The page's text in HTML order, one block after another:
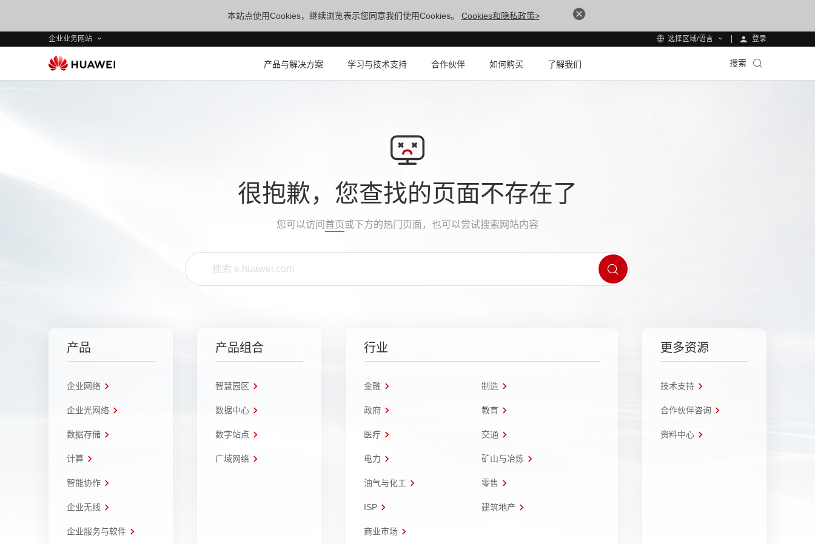
本站点使用Cookies，继续浏览表示您同意我们使用Cookies。 Cookies和隐私政策>
企业业务网站 选择区域/语言 登录
产品与解决方案 学习与技术支持 合作伙伴 如何购买 了解我们 搜索
很抱歉，您查找的页面不存在了
您可以访问 首页或下方的热门页面，也可以尝试搜索网站内容
产品
企业网络
企业光网络
数据存储
计算
智能协作
企业无线
企业服务与软件
产品组合
智慧园区
数据中心
数字站点
广域网络
行业
金融 制造
政府 教育
医疗 交通
电力 矿山与冶炼
油气与化工 零售
ISP 建筑地产
商业市场
更多资源
技术支持
合作伙伴咨询
资料中心